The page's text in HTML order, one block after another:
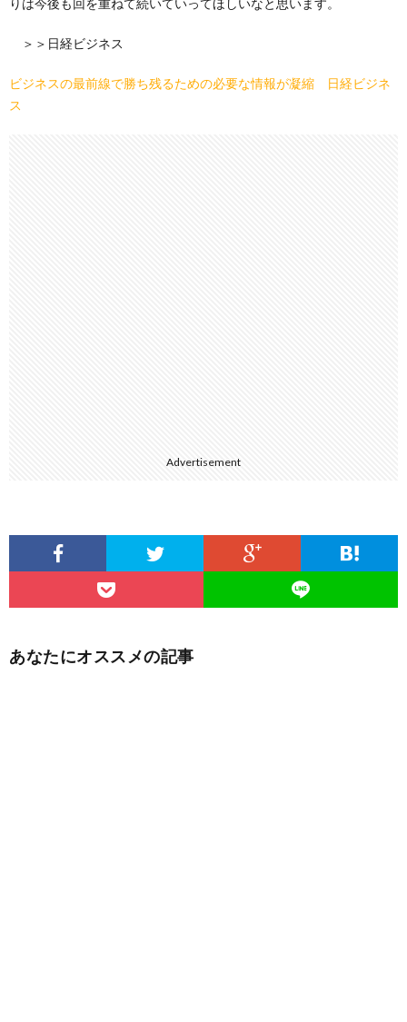
りは今後も回を重ねて続いていってほしいなと思います。
＞＞日経ビジネス
ビジネスの最前線で勝ち残るための必要な情報が凝縮 日経ビジネ
ス
Advertisement
あなたにオススメの記事